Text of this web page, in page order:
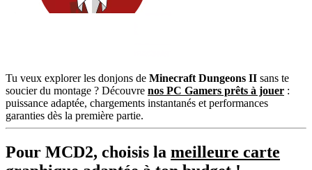
Tu veux explorer les donjons de Minecraft Dungeons II sans te
soucier du montage ? Découvre nos PC Gamers prêts à jouer :
puissance adaptée, chargements instantanés et performances
garanties dès la première partie.
Pour MCD2, choisis la meilleure carte